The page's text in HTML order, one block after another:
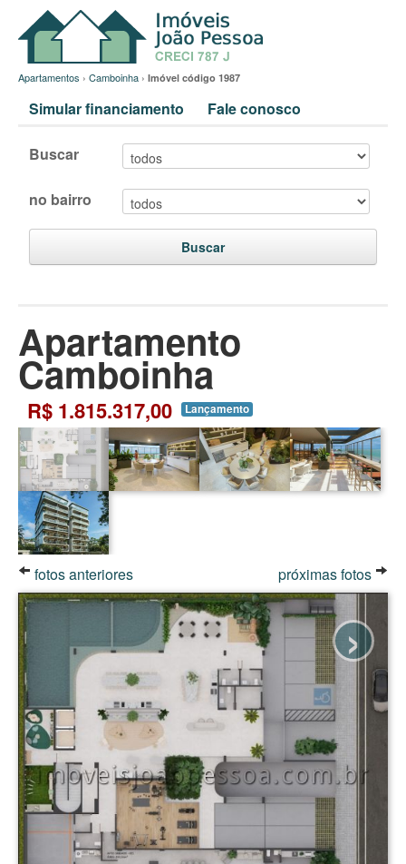
Apartamentos › Camboinha › Imóvel código 1987
Simular financiamento Fale conosco
Buscar
no bairro
Buscar
Apartamento
Camboinha
R$ 1.815.317,00 Lançamento
fotos anteriores próximas fotos
›